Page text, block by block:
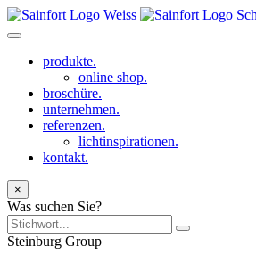
produkte.
online shop.
broschüre.
unternehmen.
referenzen.
lichtinspirationen.
kontakt.
×
Was suchen Sie?
Steinburg Group